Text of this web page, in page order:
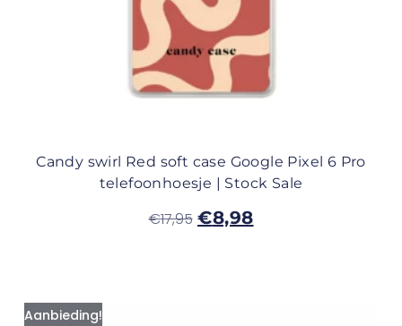
Candy swirl Red soft case Google Pixel 6 Pro
telefoonhoesje | Stock Sale
€17,95 €8,98
Aanbieding!